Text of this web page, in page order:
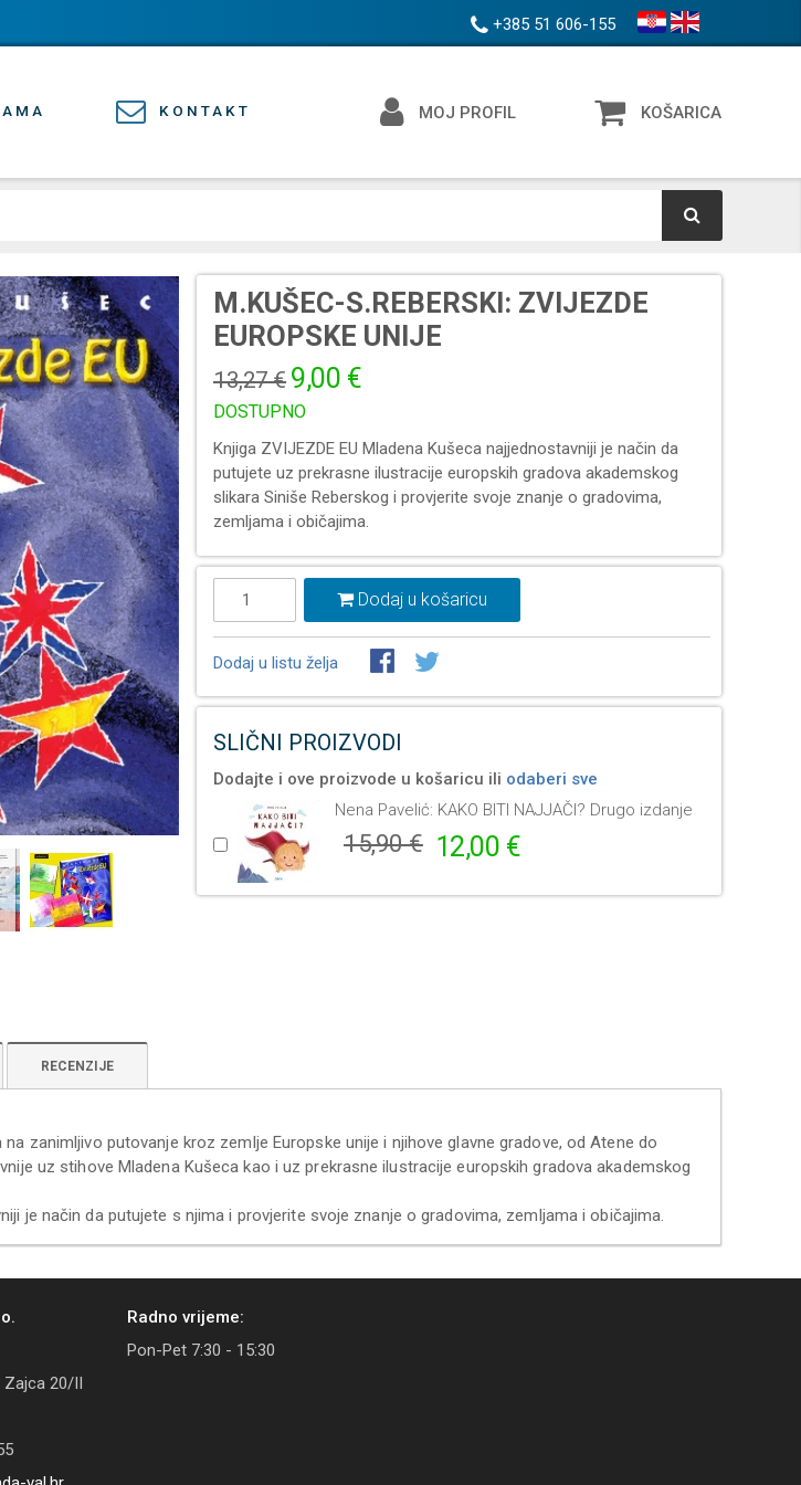
+385 51 606-155
KONTAKT MOJ PROFIL KOŠARICA
M.KUŠEC-S.REBERSKI: ZVIJEZDE
EUROPSKE UNIJE
13,27 € 9,00 €
DOSTUPNO
Knjiga ZVIJEZDE EU Mladena Kušeca najjednostavniji je način da
putujete uz prekrasne ilustracije europskih gradova akademskog
slikara Siniše Reberskog i provjerite svoje znanje o gradovima,
zemljama i običajima.
Dodaj u košaricu
Dodaj u listu želja
SLIČNI PROIZVODI
Dodajte i ove proizvode u košaricu ili odaberi sve
Nena Pavelić: KAKO BITI NAJJAČI? Drugo izdanje
15,90 € 12,00 €
RECENZIJE
zanimljivo putovanje kroz zemlje Europske unije i njihove glavne gradove, od Atene do
uz stihove Mladena Kušeca kao i uz prekrasne ilustracije europskih gradova akademskog
je način da putujete s njima i provjerite svoje znanje o gradovima, zemljama i običajima.
Zajca 20/II
Radno vrijeme:
Pon-Pet 7:30 - 15:30